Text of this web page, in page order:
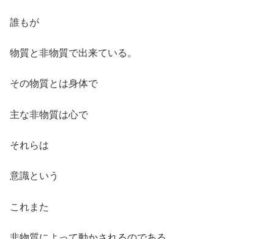
誰もが
物質と非物質で出来ている。
その物質とは身体で
主な非物質は心で
それらは
意識という
これまた